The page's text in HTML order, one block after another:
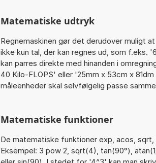
Matematiske udtryk
Regnemaskinen gør det derudover muligt
ikke kun tal, der kan regnes ud, som f.eks.
kan parres direkte med hinanden i
40 Kilo-FLOPS' eller '25mm x 53cm x
måleenheder skal selvfølgelig passe
Matematiske funktioner
De matematiske funktioner exp, acos,
Eksempel: 3 pow 2, sqrt(4), tan(90°),